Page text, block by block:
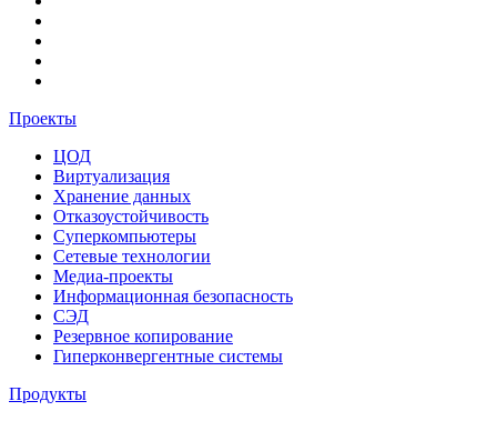
Проекты
ЦОД
Виртуализация
Хранение данных
Отказоустойчивость
Суперкомпьютеры
Сетевые технологии
Медиа-проекты
Информационная безопасность
СЭД
Резервное копирование
Гиперконвергентные системы
Продукты